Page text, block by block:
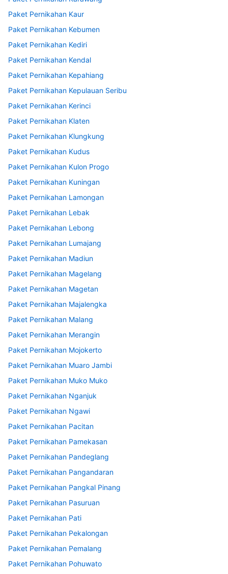
Paket Pernikahan Kaur
Paket Pernikahan Kebumen
Paket Pernikahan Kediri
Paket Pernikahan Kendal
Paket Pernikahan Kepahiang
Paket Pernikahan Kepulauan Seribu
Paket Pernikahan Kerinci
Paket Pernikahan Klaten
Paket Pernikahan Klungkung
Paket Pernikahan Kudus
Paket Pernikahan Kulon Progo
Paket Pernikahan Kuningan
Paket Pernikahan Lamongan
Paket Pernikahan Lebak
Paket Pernikahan Lebong
Paket Pernikahan Lumajang
Paket Pernikahan Madiun
Paket Pernikahan Magelang
Paket Pernikahan Magetan
Paket Pernikahan Majalengka
Paket Pernikahan Malang
Paket Pernikahan Merangin
Paket Pernikahan Mojokerto
Paket Pernikahan Muaro Jambi
Paket Pernikahan Muko Muko
Paket Pernikahan Nganjuk
Paket Pernikahan Ngawi
Paket Pernikahan Pacitan
Paket Pernikahan Pamekasan
Paket Pernikahan Pandeglang
Paket Pernikahan Pangandaran
Paket Pernikahan Pangkal Pinang
Paket Pernikahan Pasuruan
Paket Pernikahan Pati
Paket Pernikahan Pekalongan
Paket Pernikahan Pemalang
Paket Pernikahan Pohuwato